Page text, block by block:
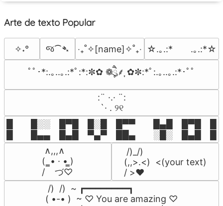
Arte de texto Popular
✧˖° જ⁀➴ ‎‧₊˚✧[name]✧˚₊‧ ☆.｡.:*　　.｡.:*☆
ﾟﾟ･*:.｡..｡.:*ﾟ:*:✼✿ ❁ཻུ۪۪⸙͎ ✿✼:*ﾟ:.｡..｡.:*･ﾟﾟ
⠀:¨ ·.· ¨:⠀
⠀ `· . ୨୧⠀
█  █░░ █▀█ █░█ █▀▀  █▄█ █▀█
█  █▄▄ █▄█ ▀▄▀ ██▄  ░█░ █▄█
∧,,,∧
(  ̳• · • ̳)
/    づ♡
/)_/)
(,,>.<)  <(your text)
/ >❤️
/)  /)  ~ ┏━━━━━━━━┓
( •-• )  ~ ♡ You are amazing ♡